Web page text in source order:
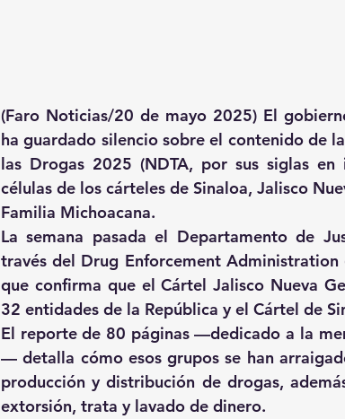
(Faro Noticias/20 de mayo 2025) El
ha guardado silencio sobre el contenido de
las Drogas 2025 (NDTA, por sus siglas
células de los cárteles de Sinaloa, Jalisco
Familia Michoacana.
La semana pasada el Departamento de
través del Drug Enforcement
que confirma que el Cártel Jalisco Nueva
32 entidades de la República y el Cártel de
El reporte de 80 páginas —dedicado a la
— detalla cómo esos grupos se han
producción y distribución de drogas,
extorsión, trata y lavado de dinero.